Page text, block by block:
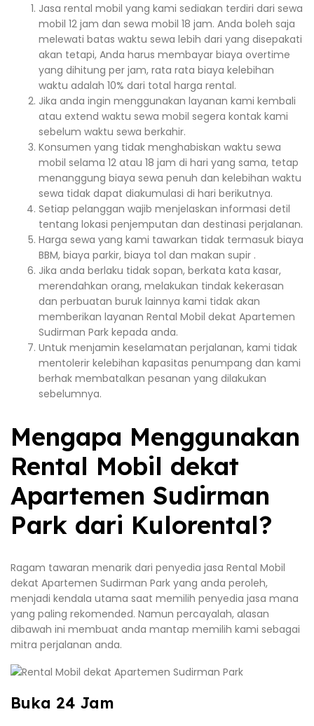
Jasa rental mobil yang kami sediakan terdiri dari sewa
mobil 12 jam dan sewa mobil 18 jam. Anda boleh saja
melewati batas waktu sewa lebih dari yang disepakati
akan tetapi, Anda harus membayar biaya overtime
yang dihitung per jam, rata rata biaya kelebihan
waktu adalah 10% dari total harga rental.
Jika anda ingin menggunakan layanan kami kembali
atau extend waktu sewa mobil segera kontak kami
sebelum waktu sewa berkahir.
Konsumen yang tidak menghabiskan waktu sewa
mobil selama 12 atau 18 jam di hari yang sama, tetap
menanggung biaya sewa penuh dan kelebihan waktu
sewa tidak dapat diakumulasi di hari berikutnya.
Setiap pelanggan wajib menjelaskan informasi detil
tentang lokasi penjemputan dan destinasi perjalanan.
Harga sewa yang kami tawarkan tidak termasuk biaya
BBM, biaya parkir, biaya tol dan makan supir .
Jika anda berlaku tidak sopan, berkata kata kasar,
merendahkan orang, melakukan tindak kekerasan
dan perbuatan buruk lainnya kami tidak akan
memberikan layanan Rental Mobil dekat Apartemen
Sudirman Park kepada anda.
Untuk menjamin keselamatan perjalanan, kami tidak
mentolerir kelebihan kapasitas penumpang dan kami
berhak membatalkan pesanan yang dilakukan
sebelumnya.
Mengapa Menggunakan
Rental Mobil dekat
Apartemen Sudirman
Park dari Kulorental?
Ragam tawaran menarik dari penyedia jasa Rental Mobil
dekat Apartemen Sudirman Park yang anda peroleh,
menjadi kendala utama saat memilih penyedia jasa mana
yang paling rekomended. Namun percayalah, alasan
dibawah ini membuat anda mantap memilih kami sebagai
mitra perjalanan anda.
Buka 24 Jam